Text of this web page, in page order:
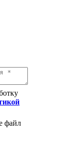
файл